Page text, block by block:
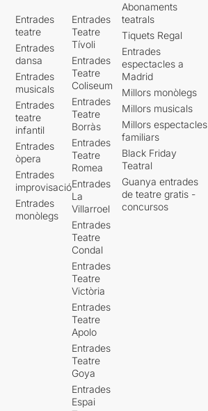
Entrades
teatre
Entrades
dansa
Entrades
musicals
Entrades
teatre
infantil
Entrades
òpera
Entrades
improvisació
Entrades
monòlegs
Entrades
Teatre
Tívoli
Entrades
Teatre
Coliseum
Entrades
Teatre
Borràs
Entrades
Teatre
Romea
Entrades
La
Villarroel
Entrades
Teatre
Condal
Entrades
Teatre
Victòria
Entrades
Teatre
Apolo
Entrades
Teatre
Goya
Entrades
Espai
Abonaments
teatrals
Tiquets Regal
Entrades
espectacles a
Madrid
Millors monòlegs
Millors musicals
Millors espectacles
familiars
Black Friday
Teatral
Guanya entrades
de teatre gratis -
concursos